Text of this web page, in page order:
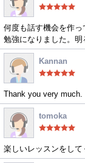
何度も話す機会を作っ
勉強になりました。明
Kannan
Thank you very much.
tomoka
楽しいレッスンをし